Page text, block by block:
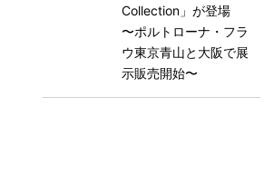
Collection」が登場
〜ポルトローナ・フラ
ウ東京⻘山と大阪で展
示販売開始〜